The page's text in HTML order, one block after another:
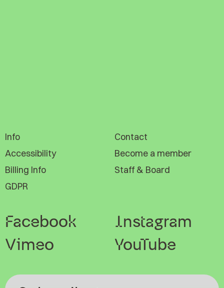
Info
Contact
Accessibility
Become a member
Billing Info
Staff & Board
GDPR
Facebook
Instagram
Vimeo
YouTube